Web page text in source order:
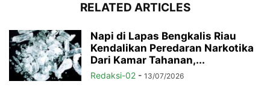
RELATED ARTICLES
Napi di Lapas Bengkalis Riau
Kendalikan Peredaran Narkotika
Dari Kamar Tahanan,...
Redaksi-02 - 13/07/2026